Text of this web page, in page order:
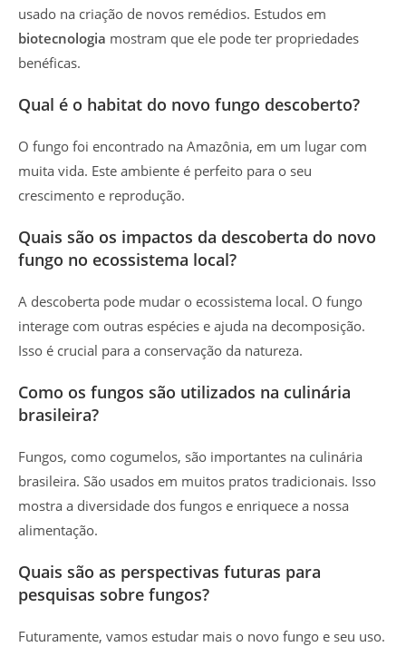
usado na criação de novos remédios. Estudos em
biotecnologia mostram que ele pode ter propriedades
benéficas.
Qual é o habitat do novo fungo descoberto?
O fungo foi encontrado na Amazônia, em um lugar com
muita vida. Este ambiente é perfeito para o seu
crescimento e reprodução.
Quais são os impactos da descoberta do novo
fungo no ecossistema local?
A descoberta pode mudar o ecossistema local. O fungo
interage com outras espécies e ajuda na decomposição.
Isso é crucial para a conservação da natureza.
Como os fungos são utilizados na culinária
brasileira?
Fungos, como cogumelos, são importantes na culinária
brasileira. São usados em muitos pratos tradicionais. Isso
mostra a diversidade dos fungos e enriquece a nossa
alimentação.
Quais são as perspectivas futuras para
pesquisas sobre fungos?
Futuramente, vamos estudar mais o novo fungo e seu uso.